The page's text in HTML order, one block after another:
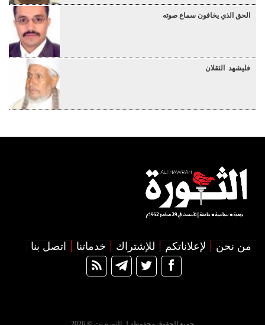
الحق الذي يخافون سماع صوته
فليشهد الثقلان
من نحن لإعلاناتكم للإشتراك خدماتنا اتصل بنا